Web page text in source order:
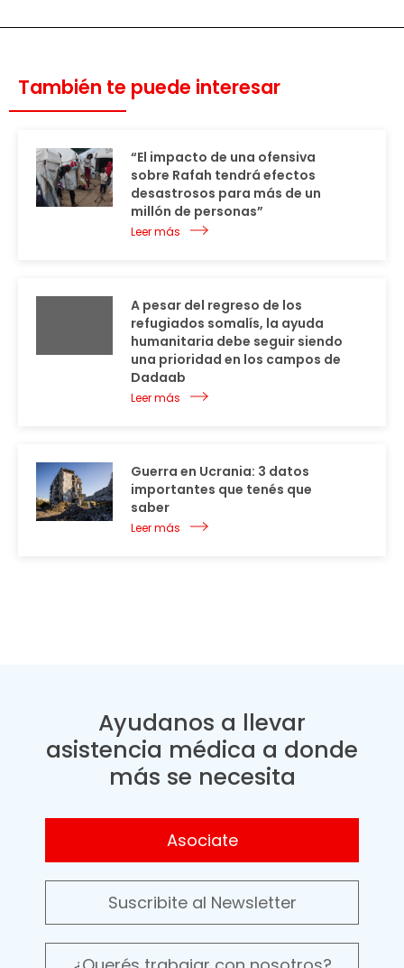
También te puede interesar
“El impacto de una ofensiva
sobre Rafah tendrá efectos
desastrosos para más de un
millón de personas”
Leer más
A pesar del regreso de los
refugiados somalís, la ayuda
humanitaria debe seguir siendo
una prioridad en los campos de
Dadaab
Leer más
Guerra en Ucrania: 3 datos
importantes que tenés que
saber
Leer más
Ayudanos a llevar
asistencia médica a donde
más se necesita
Asociate
Suscribite al Newsletter